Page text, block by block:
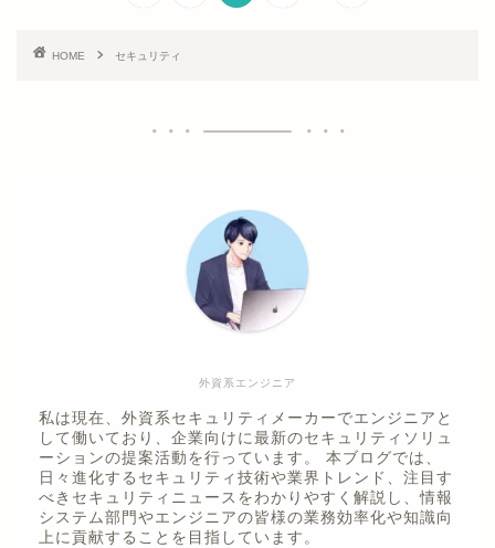
HOME セキュリティ
外資系エンジニア
私は現在、外資系セキュリティメーカーでエンジニアと
して働いており、企業向けに最新のセキュリティソリュ
ーションの提案活動を行っています。 本ブログでは、
日々進化するセキュリティ技術や業界トレンド、注目す
べきセキュリティニュースをわかりやすく解説し、情報
システム部門やエンジニアの皆様の業務効率化や知識向
上に貢献することを目指しています。